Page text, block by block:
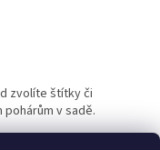
zvolíte štítky či
v sadě.